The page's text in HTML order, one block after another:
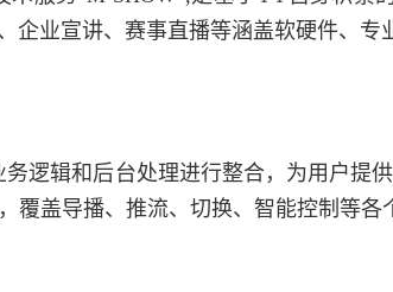
业宣讲、赛事直播等涵盖软硬件、专
逻辑和后台处理进行整合，为用户提
覆盖导播、推流、切换、智能控制等